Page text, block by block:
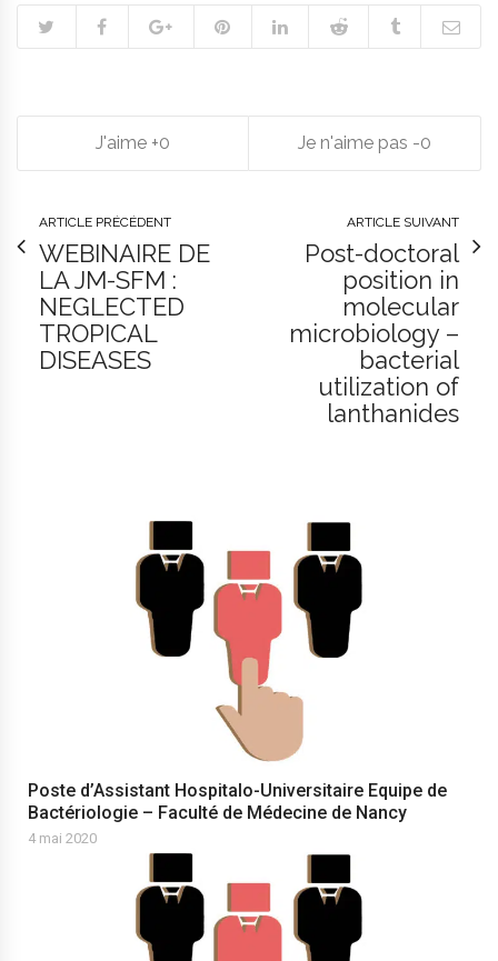
0 0
ARTICLE PRÉCÉDENT
WEBINAIRE DE
LA JM-SFM :
NEGLECTED
TROPICAL
DISEASES
ARTICLE SUIVANT
Post-doctoral
position in
molecular
microbiology –
bacterial
utilization of
lanthanides
Poste d’Assistant Hospitalo-Universitaire Equipe de
Bactériologie – Faculté de Médecine de Nancy
4 mai 2020